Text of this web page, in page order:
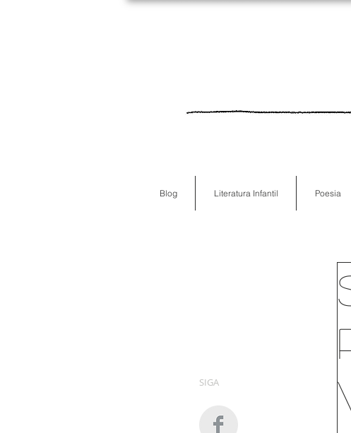
Blog Literatura Infantil Poesia
SIGA